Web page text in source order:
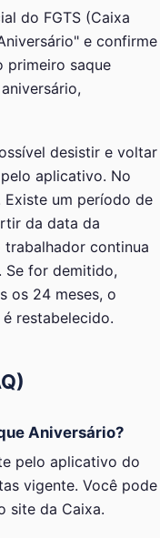
do FGTS (Caixa
e confirme
primeiro saque
desistir e voltar
aplicativo. No
Existe um período de
da data da
continua
Se for demitido,
os 24 meses, o
restabelecido.
Aniversário?
pelo aplicativo do
vigente. Você pode
site da Caixa.